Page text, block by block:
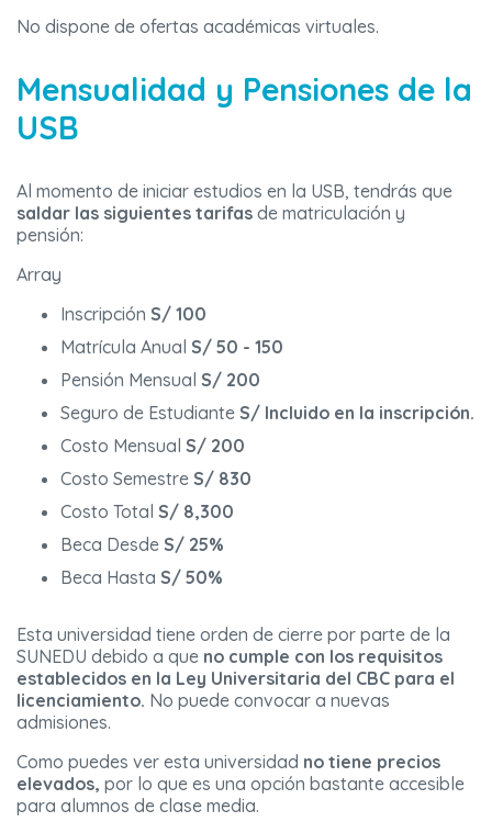
No dispone de ofertas académicas virtuales.
Mensualidad y Pensiones de la
USB
Al momento de iniciar estudios en la USB, tendrás que
saldar las siguientes tarifas de matriculación y
pensión:
Array
Inscripción S/ 100
Matrícula Anual S/ 50 - 150
Pensión Mensual S/ 200
Seguro de Estudiante S/ Incluido en la inscripción.
Costo Mensual S/ 200
Costo Semestre S/ 830
Costo Total S/ 8,300
Beca Desde S/ 25%
Beca Hasta S/ 50%
Esta universidad tiene orden de cierre por parte de la
SUNEDU debido a que no cumple con los requisitos
establecidos en la Ley Universitaria del CBC para el
licenciamiento. No puede convocar a nuevas
admisiones.
Como puedes ver esta universidad no tiene precios
elevados, por lo que es una opción bastante accesible
para alumnos de clase media.